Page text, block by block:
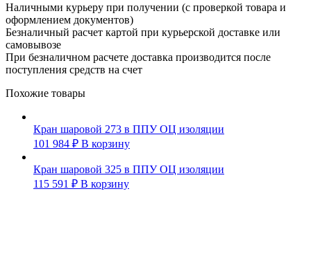
Наличными курьеру при получении (с проверкой товара и
оформлением документов)
Безналичный расчет картой при курьерской доставке или
самовывозе
При безналичном расчете доставка производится после
поступления средств на счет
Похожие товары
Кран шаровой 273 в ППУ ОЦ изоляции
101 984 ₽ В корзину
Кран шаровой 325 в ППУ ОЦ изоляции
115 591 ₽ В корзину